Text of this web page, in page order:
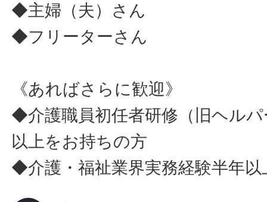
◆主婦（夫）さん
◆フリーターさん
《あればさらに歓迎》
◆介護職員初任者研修（旧ヘルパ
以上をお持ちの方
◆介護・福祉業界実務経験半年以